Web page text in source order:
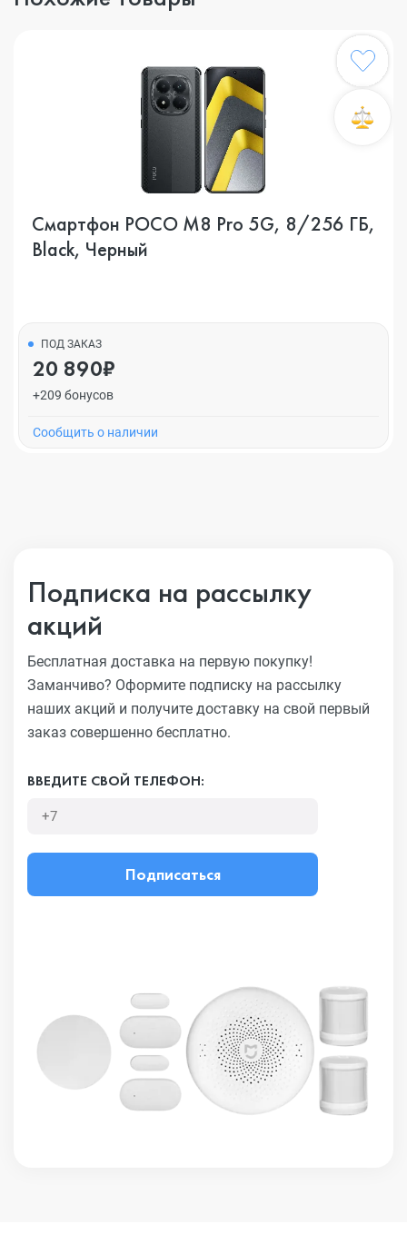
Смартфон POCO M8 Pro 5G, 8/256 ГБ,
Black, Черный
ПОД ЗАКАЗ
20 890₽
+209 бонусов
Cообщить о наличии
Подписка на рассылку
акций
Бесплатная доставка на первую покупку!
Заманчиво? Оформите подписку на рассылку
наших акций и получите доставку на свой первый
заказ совершенно бесплатно.
ВВЕДИТЕ СВОЙ ТЕЛЕФОН:
Подписаться